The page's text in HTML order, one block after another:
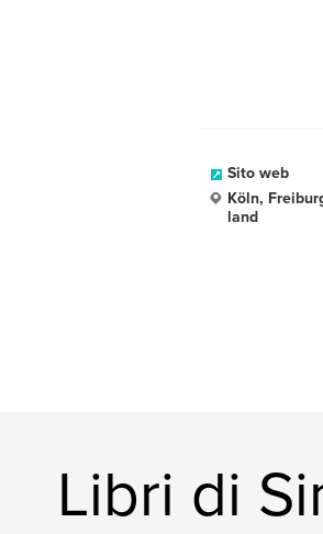
Sito web
Köln,
land
Libri di